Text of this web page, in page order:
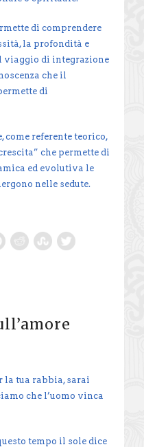
di comprendere
la profondità e
viaggio di integrazione
che il
di
referente teorico,
che permette di
ed evolutiva le
nelle sedute.
la tua rabbia, sarai
che l’uomo vinca
tempo il sole dice